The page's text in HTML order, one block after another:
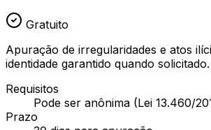
Gratuito
Apuração de irregularidades e atos
identidade garantido quando solicitado.
Requisitos
Pode ser anônima (Lei 13.460/
Prazo